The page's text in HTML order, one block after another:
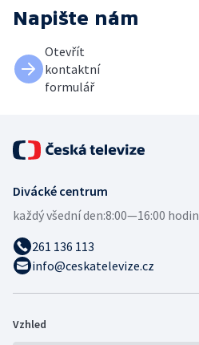
Napište nám
Otevřít
kontaktní
formulář
Divácké centrum
každý všední den:8:00—16:00 hodin
261 136 113
info@ceskatelevize.cz
Vzhled